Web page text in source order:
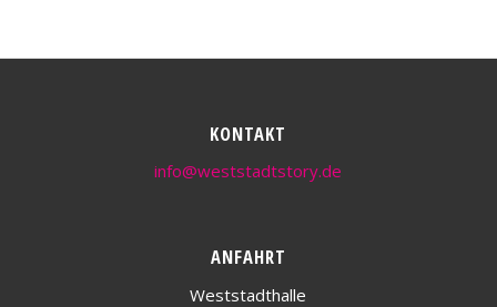
KONTAKT
info@weststadtstory.de
ANFAHRT
Weststadthalle